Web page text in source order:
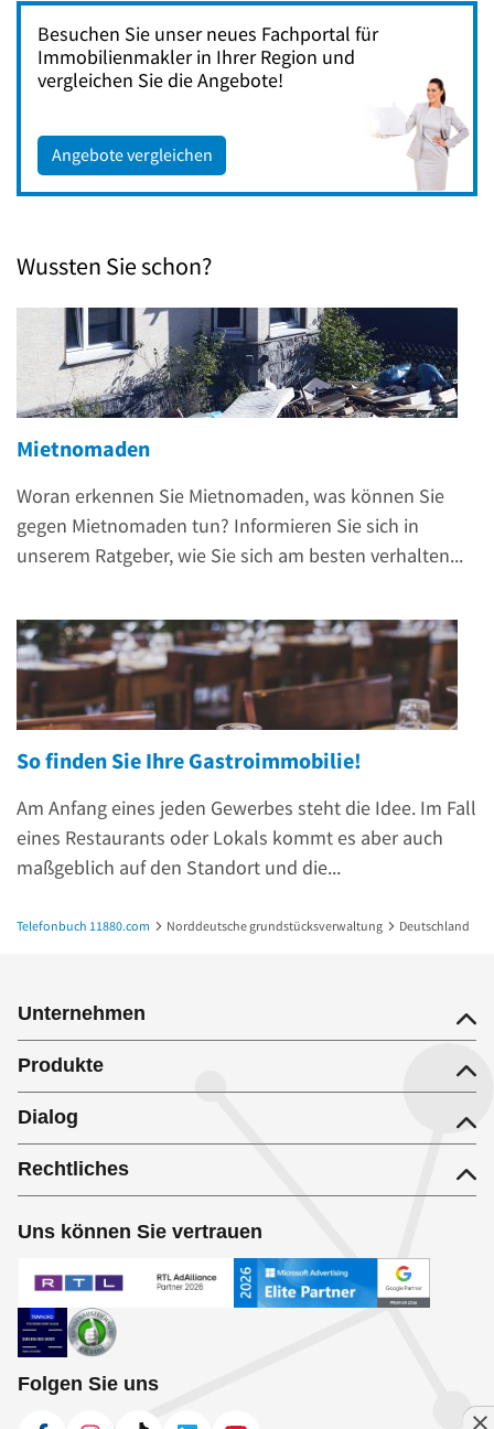
Besuchen Sie unser neues Fachportal für
Immobilienmakler in Ihrer Region und
vergleichen Sie die Angebote!
Angebote vergleichen
Wussten Sie schon?
Mietnomaden
Woran erkennen Sie Mietnomaden, was können Sie
gegen Mietnomaden tun? Informieren Sie sich in
unserem Ratgeber, wie Sie sich am besten verhalten...
So finden Sie Ihre Gastroimmobilie!
Am Anfang eines jeden Gewerbes steht die Idee. Im Fall
eines Restaurants oder Lokals kommt es aber auch
maßgeblich auf den Standort und die...
Telefonbuch 11880.com Norddeutsche grundstücksverwaltung Deutschland
Unternehmen
Produkte
Dialog
Rechtliches
Uns können Sie vertrauen
Folgen Sie uns